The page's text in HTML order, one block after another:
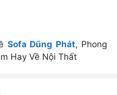
Sofa Dũng Phát, Phong
Hay Về Nội Thất